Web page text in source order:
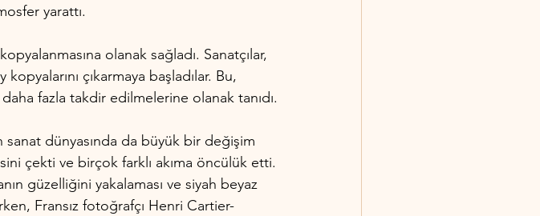
yarattı.
olanak sağladı. Sanatçılar,
kopyalarını çıkarmaya başladılar. Bu,
fazla takdir edilmelerine olanak tanıdı.
sanat dünyasında da büyük bir değişim
çekti ve birçok farklı akıma öncülük etti.
güzelliğini yakalaması ve siyah beyaz
Fransız fotoğrafçı Henri Cartier-